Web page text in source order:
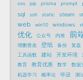
oss pip prisma prompt
sql ssh static steam
web win10 windows
优化 公众号 内推 前
增删查改
壁纸 备份 复盘
工具函数 建站 开发环境
教育
教育优惠 数学 数据
机器学习
概率论 毕设 测